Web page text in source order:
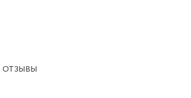
ОТЗЫВЫ